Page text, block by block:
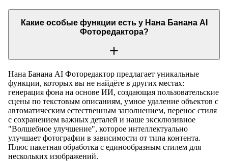
Какие особые функции есть у Нана Банана AI
Фоторедактора?
Нана Банана AI Фоторедактор предлагает уникальные
функции, которых вы не найдёте в других местах:
генерация фона на основе ИИ, создающая пользовательские
сцены по текстовым описаниям, умное удаление объектов с
автоматическим естественным заполнением, перенос стиля
с сохранением важных деталей и наше эксклюзивное
"Волшебное улучшение", которое интеллектуально
улучшает фотографии в зависимости от типа контента.
Плюс пакетная обработка с единообразным стилем для
нескольких изображений.